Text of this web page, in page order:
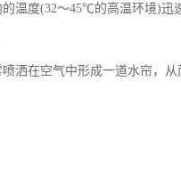
温度(32～45℃的高温环境)迅
洒在空气中形成一道水帘，